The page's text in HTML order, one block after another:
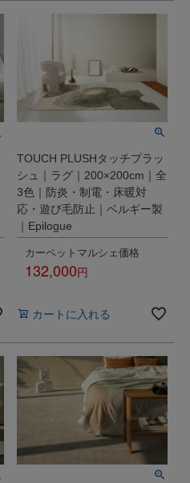
TOUCH PLUSHタッチプラッ
シュ｜ラグ｜200×200cm｜全
3色｜防炎・制電・床暖対
応・遊び毛防止｜ベルギー製
｜Epilogue
カーペットマルシェ価格
132,000
カートに入れる